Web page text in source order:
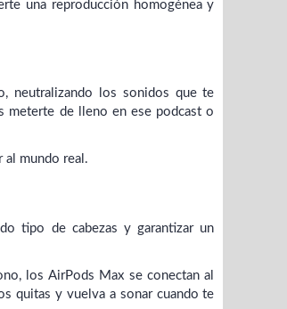
una reproducción homogénea y
neutralizando los sonidos que te
meterte de lleno en ese podcast o
al mundo real.
tipo de cabezas y garantizar un
los AirPods Max se conectan al
quitas y vuelva a sonar cuando te